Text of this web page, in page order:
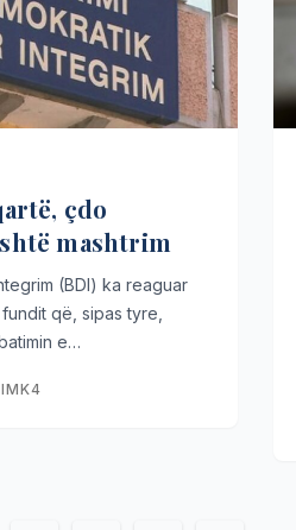
çdo
mashtrim
(BDI) ka reaguar
që, sipas tyre,
e…